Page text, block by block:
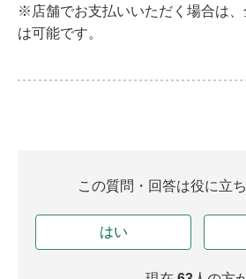
※店舗でお支払いいただく場合は、
は可能です。
この質問・回答は役に立
はい